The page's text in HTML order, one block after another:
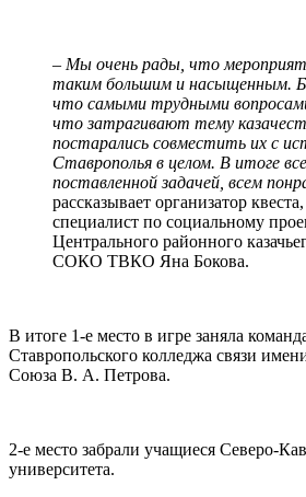
– Мы очень рады, что
таким большим и насыщенным.
что самыми трудными
что затрагивают тему
постарались совместить их с
Ставрополья в целом. В итоге
поставленной задачей, всем
рассказывает организатор
специалист по социальному
Центрального районного
СОКО ТВКО Яна Бокова.
В итоге 1-е место в игре заняла
Ставропольского колледжа связи
Союза В. А. Петрова.
2-е место забрали учащиеся Северо-
университета.